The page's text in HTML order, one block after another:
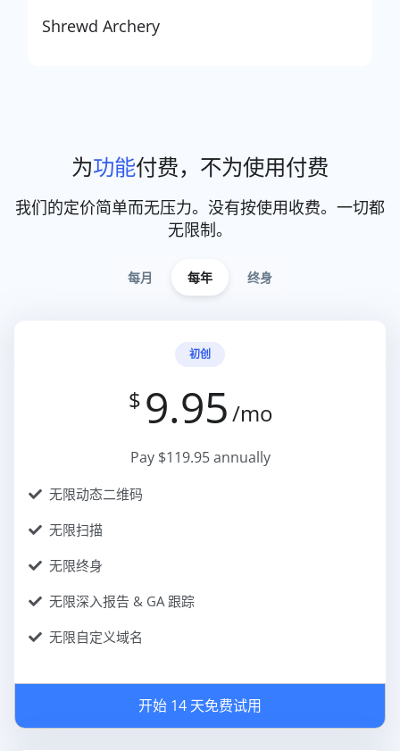
Shrewd Archery
为功能付费，不为使用付费
我们的定价简单而无压力。没有按使用收费。一切都
无限制。
每月 每年 终身
初创
$ 9.95/mo
Pay $119.95 annually
无限动态二维码
无限扫描
无限终身
无限深入报告 & GA 跟踪
无限自定义域名
开始 14 天免费试用